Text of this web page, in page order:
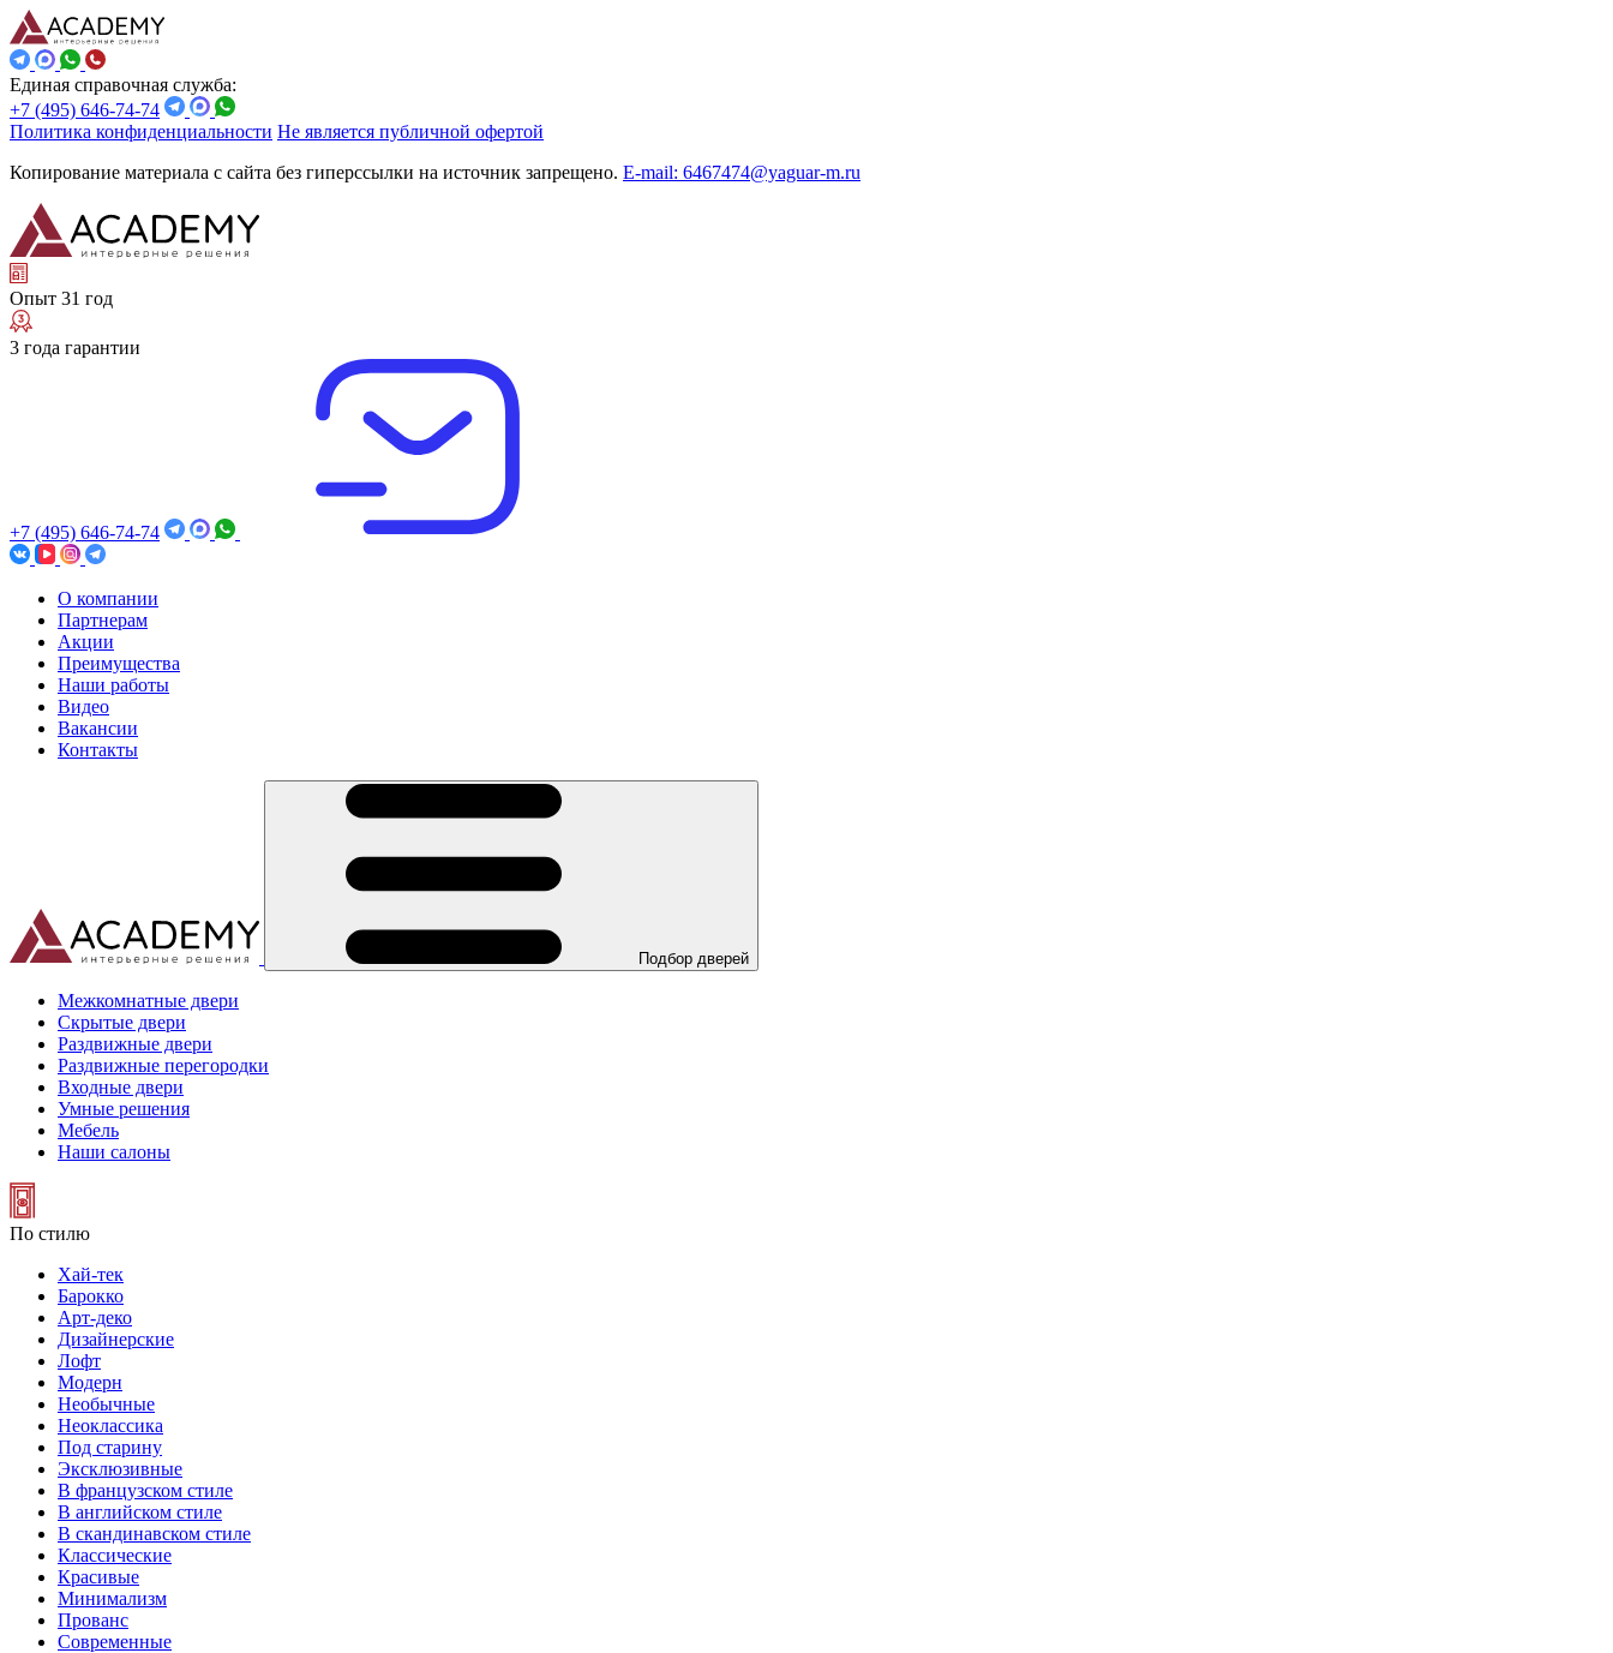
Единая справочная служба:
+7 (495) 646-74-74
Политика конфиденциальности Не является публичной офертой
Копирование материала с сайта без гиперссылки на источник запрещено. E-mail: 6467474@yaguar-m.ru
Опыт 31 год
3 года гарантии
+7 (495) 646-74-74
О компании
Партнерам
Акции
Преимущества
Наши работы
Видео
Вакансии
Контакты
Подбор дверей
Межкомнатные двери
Скрытые двери
Раздвижные двери
Раздвижные перегородки
Входные двери
Умные решения
Мебель
Наши салоны
По стилю
Хай-тек
Барокко
Арт-деко
Дизайнерские
Лофт
Модерн
Необычные
Неоклассика
Под старину
Эксклюзивные
В французском стиле
В английском стиле
В скандинавском стиле
Классические
Красивые
Минимализм
Прованс
Современные